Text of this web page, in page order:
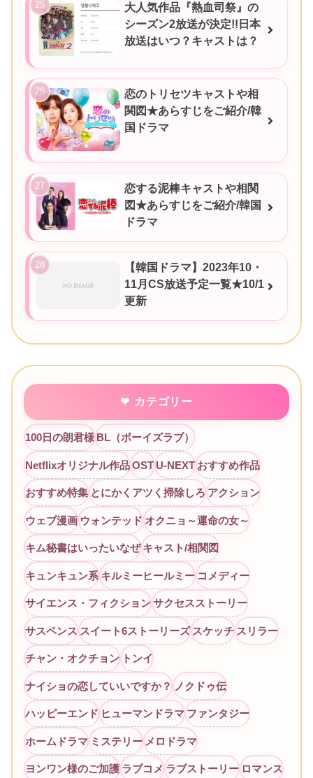
大人気作品『熱血司祭』の
シーズン2放送が決定!!日本
放送はいつ？キャストは？
恋のトリセツキャストや相
関図★あらすじをご紹介/韓
国ドラマ
恋する泥棒キャストや相関
図★あらすじをご紹介/韓国
ドラマ
【韓国ドラマ】2023年10・
11月CS放送予定一覧★10/1
更新
カテゴリー
100日の朗君様 BL（ボーイズラブ）
Netflixオリジナル作品 OST U-NEXT おすすめ作品
おすすめ特集 とにかくアツく掃除しろ アクション
ウェブ漫画 ウォンテッド オクニョ～運命の女～
キム秘書はいったいなぜ キャスト/相関図
キュンキュン系 キルミーヒールミー コメディー
サイエンス・フィクション サクセスストーリー
サスペンス スイート6ストーリーズ スケッチ スリラー
チャン・オクチョン トンイ
ナイショの恋していいですか？ ノクドゥ伝
ハッピーエンド ヒューマンドラマ ファンタジー
ホームドラマ ミステリー メロドラマ
ヨンワン様のご加護 ラブコメ ラブストーリー ロマンス